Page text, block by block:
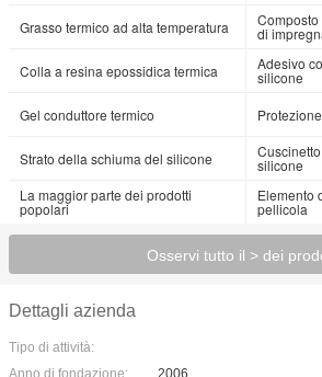
Grasso termico ad alta temperatura
di
Colla a resina epossidica termica
Adesivo
silicone
Gel conduttore termico
Strato della schiuma del silicone
silicone
La maggior parte dei prodotti
popolari
Elemento
pellicola
Osservi tutto il > dei
Dettagli azienda
Tipo di attività:
Anno di fondazione:
2006